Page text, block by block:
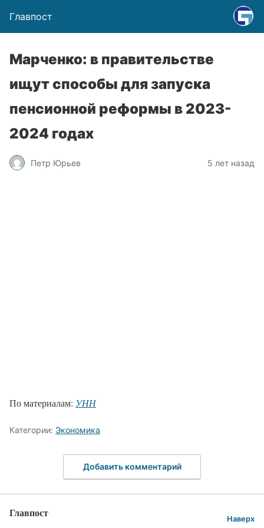
Главпост
Марченко: в правительстве
ищут способы для запуска
пенсионной реформы в 2023-
2024 годах
Петр Юрьев 5 лет назад
По материалам: УНН
Категории: Экономика
Добавить комментарий
Главпост Наверх